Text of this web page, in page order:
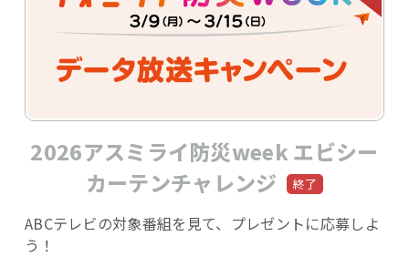
2026アスミライ防災week エビシー
カーテンチャレンジ
ABCテレビの対象番組を見て、プレゼントに応募しよ
う！